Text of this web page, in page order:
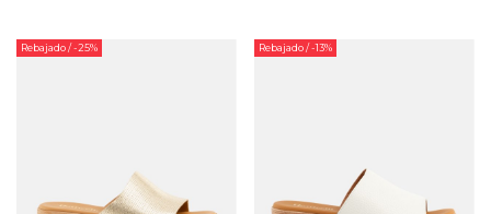
Rebajado/ -25% Rebajado/ -13%